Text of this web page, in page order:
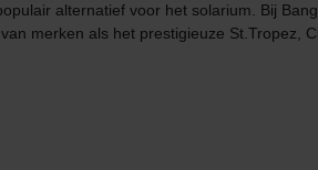
alternatief voor het solarium. Bij
merken als het prestigieuze St.Tropez,